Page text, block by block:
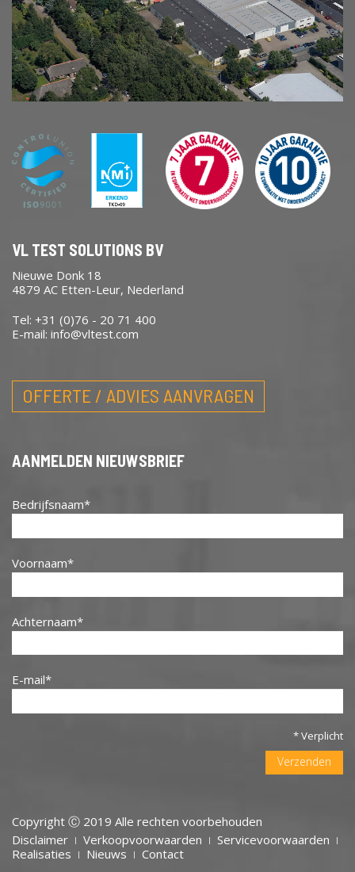
VL TEST SOLUTIONS BV
Nieuwe Donk 18
4879 AC Etten-Leur, Nederland
Tel: +31 (0)76 - 20 71 400
E-mail: info@vltest.com
OFFERTE / ADVIES AANVRAGEN
AANMELDEN NIEUWSBRIEF
Bedrijfsnaam
Voornaam
Achternaam
E-mail
* Verplicht
Verzenden
Copyright Ⓒ 2019 Alle rechten voorbehouden
MENU
Disclaimer Verkoopvoorwaarden
Servicevoorwaarden
Realisaties
Nieuws Contact